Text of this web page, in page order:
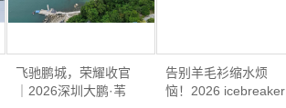
飞驰鹏城，荣耀收官
｜2026深圳大鹏·苇
告别羊毛衫缩水烦
恼！2026 icebreaker